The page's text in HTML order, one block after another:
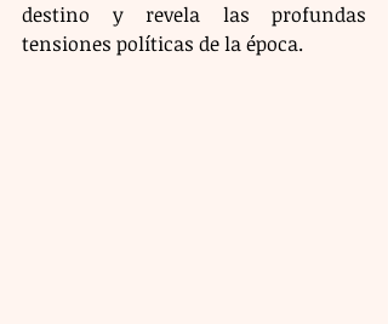
destino y revela las profundas
tensiones políticas de la época.